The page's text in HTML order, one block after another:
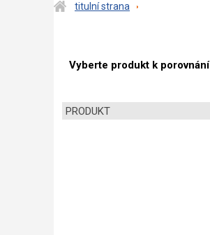
titulní strana
Vyberte produkt k porovnání
PRODUKT